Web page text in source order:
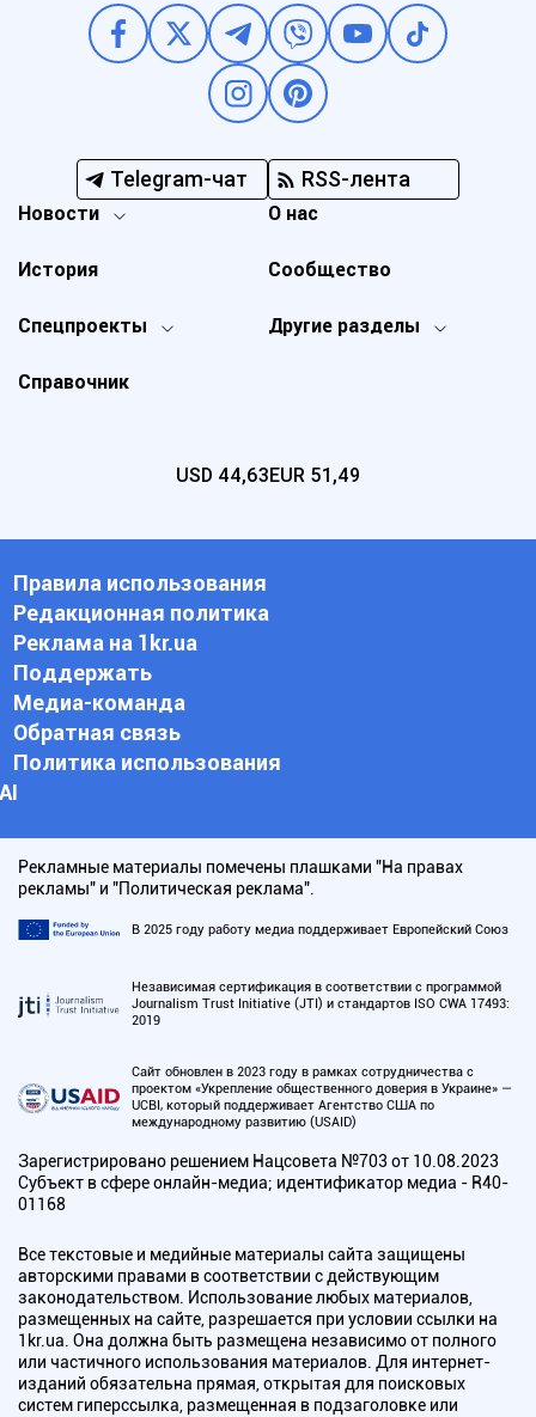
Telegram-чат RSS-лента
Новости
Спецпроекты Другие разделы
История
О нас
Справочник
Сообщество
USD 44,63EUR 51,49
Правила использования
Редакционная политика
Реклама на 1kr.ua
Поддержать
Медиа-команда
Обратная связь
Политика использования
АI
Рекламные материалы помечены плашками "На правах
рекламы" и "Политическая реклама".
В 2025 году работу медиа поддерживает Европейский Союз
Независимая сертификация в соответствии с программой
Journalism Trust Initiative (JTI) и стандартов ISO CWA 17493:
2019
Сайт обновлен в 2023 году в рамках сотрудничества с
проектом «Укрепление общественного доверия в Украине» —
UCBI, который поддерживает Агентство США по
международному развитию (USAID)
Зарегистрировано решением Нацсовета №703 от 10.08.2023
Субъект в сфере онлайн-медиа; идентификатор медиа - R40-
01168
Все текстовые и медийные материалы сайта защищены
авторскими правами в соответствии с действующим
законодательством. Использование любых материалов,
размещенных на сайте, разрешается при условии ссылки на
1kr.ua. Она должна быть размещена независимо от полного
или частичного использования материалов. Для интернет-
изданий обязательна прямая, открытая для поисковых
систем гиперссылка, размещенная в подзаголовке или